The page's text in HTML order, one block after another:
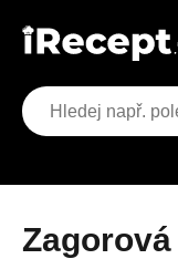
Zagorová se vrátila na